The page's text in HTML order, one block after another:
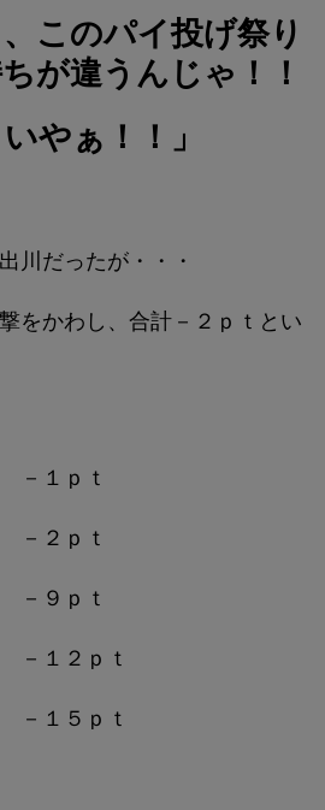
、このパイ投げ祭り
が違うんじゃ！！
やぁ！！」
川だったが・・・
をかわし、合計－２ｐｔとい
１ｐｔ
２ｐｔ
－９ｐｔ
１２ｐｔ
１５ｐｔ